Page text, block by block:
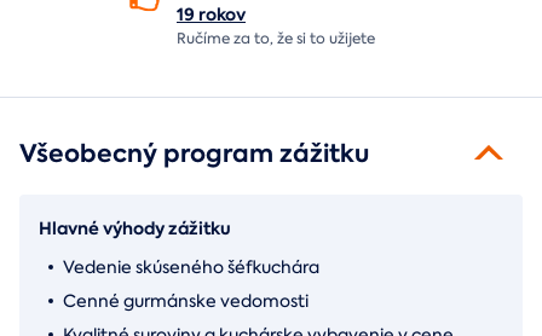
19 rokov
Ručíme za to,že si to užijete
Všeobecný program zážitku
Hlavné výhody zážitku
Vedenie skúseného šéfkuchára
Cenné gurmánske vedomosti